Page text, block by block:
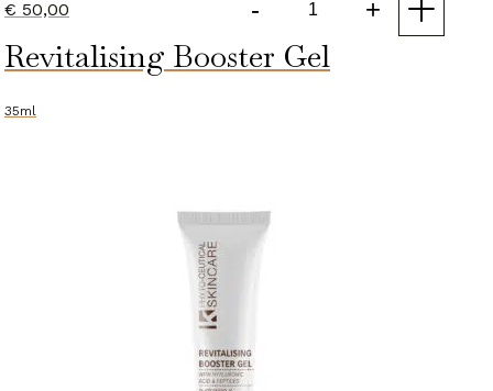
€ 50,00 -
Ageing
Gel
+
Revitalising Booster Gel
35ml